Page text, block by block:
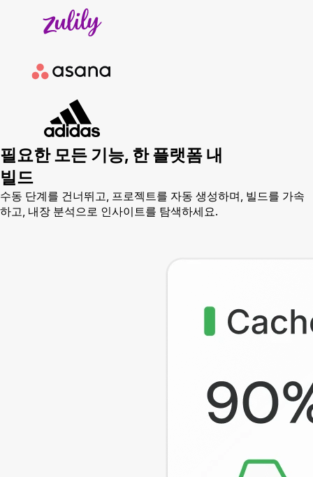
필요한 모든 기능, 한 플랫폼 내
빌드
수동 단계를 건너뛰고, 프로젝트를 자동 생성하며, 빌드를 가속
하고, 내장 분석으로 인사이트를 탐색하세요.